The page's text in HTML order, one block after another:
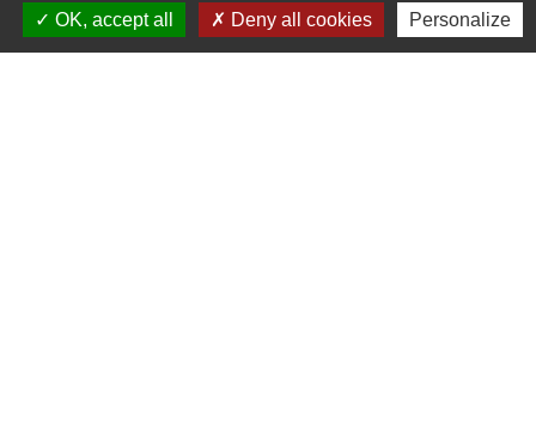
public
OK, accept all
Deny all cookies Personalize